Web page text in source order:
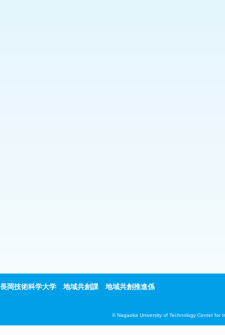
長岡技術科学大学 地域共創課 地域共創推進係
© Nagaoka University of Technology Center for